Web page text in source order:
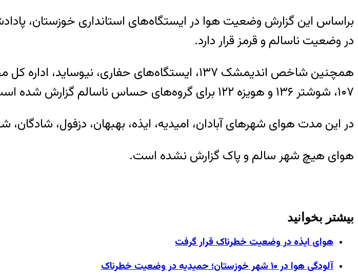
در وضعیت ناسالم و قرمز قرار دارد.
۱۰۷، شوشتر ۱۳۶ و هویزه ۱۲۲ برای گروه‌های حساس ناسالم گزارش شده است.
در این مدت هوای شهرهای آبادان، امیدیه، ایذه، بهبهان، دزفول،
هوای هیچ شهر سالم و پاک گزارش نشده است.
بیشتر بخوانید
هوای ایذه در وضعیت خطرناک قرار گرفت
آلودگی هوا در ۱۰ شهر خوزستان؛ حمیدیه در وضعیت خطرناک